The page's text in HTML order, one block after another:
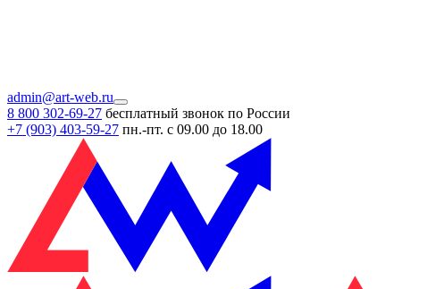
admin@art-web.ru
8 800 302-69-27 бесплатный звонок по России
+7 (903) 403-59-27 пн.-пт. с 09.00 до 18.00